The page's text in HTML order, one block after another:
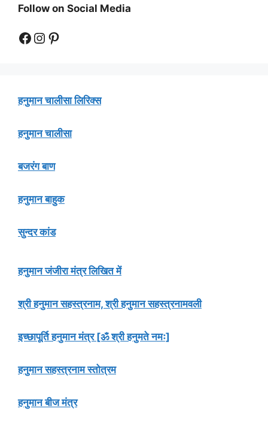
Follow on Social Media
Facebook
Instagram
Pinterest
हनुमान चालीसा लिरिक्स
हनुमान चालीसा
बजरंग बाण
हनुमान बाहुक
सुन्दर कांड
हनुमान जंजीरा मंत्र लिखित में
श्री हनुमान सहस्त्रनाम, श्री हनुमान सहस्त्रनामवली
इच्छापूर्ति हनुमान मंत्र [ॐ श्री हनुमते नमः]
हनुमान सहस्त्रनाम स्तोत्रम
हनुमान बीज मंत्र